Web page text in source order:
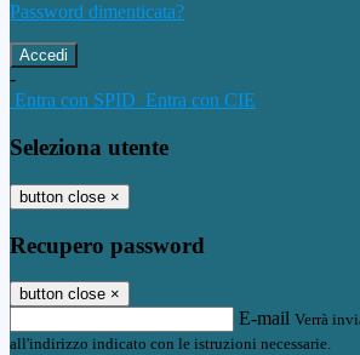
Password dimenticata?
-
Entra con SPID Entra con CIE
Seleziona utente
button close ×
Recupero password
button close ×
E-mail Verrà
all'indirizzo indicato con le istruzioni necessarie.